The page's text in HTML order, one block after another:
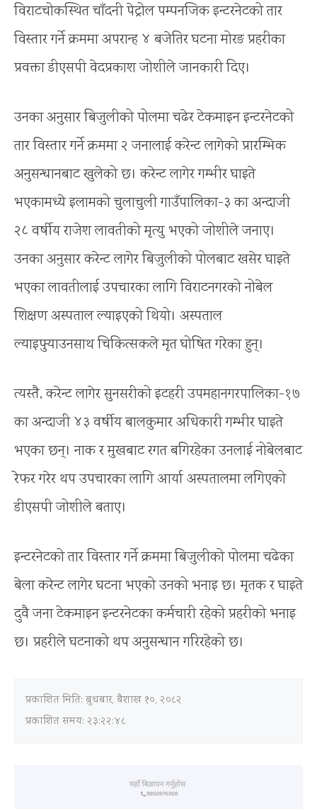
विराटचोकस्थित चाँदनी पेट्रोल पम्पनजिक इन्टरनेटको तार
विस्तार गर्ने क्रममा अपरान्ह ४ बजेतिर घटना मोरङ प्रहरीका
प्रवक्ता डीएसपी वेदप्रकाश जोशीले जानकारी दिए।
उनका अनुसार बिजुलीको पोलमा चढेर टेकमाइन इन्टरनेटको
तार विस्तार गर्ने क्रममा २ जनालाई करेन्ट लागेको प्रारम्भिक
अनुसन्धानबाट खुलेको छ। करेन्ट लागेर गम्भीर घाइते
भएकामध्ये इलामको चुलाचुली गाउँपालिका-३ का अन्दाजी
२८ वर्षीय राजेश लावतीको मृत्यु भएको जोशीले जनाए।
उनका अनुसार करेन्ट लागेर बिजुलीको पोलबाट खसेर घाइते
भएका लावतीलाई उपचारका लागि विराटनगरको नोबेल
शिक्षण अस्पताल ल्याइएको थियो। अस्पताल
ल्याइपुर्‍याउनसाथ चिकित्सकले मृत घोषित गरेका हुन्।
त्यस्तै, करेन्ट लागेर सुनसरीको इटहरी उपमहानगरपालिका-१७
का अन्दाजी ४३ वर्षीय बालकुमार अधिकारी गम्भीर घाइते
भएका छन्। नाक र मुखबाट रगत बगिरहेका उनलाई नोबेलबाट
रेफर गरेर थप उपचारका लागि आर्या अस्पतालमा लगिएको
डीएसपी जोशीले बताए।
इन्टरनेटको तार विस्तार गर्ने क्रममा बिजुलीको पोलमा चढेका
बेला करेन्ट लागेर घटना भएको उनको भनाइ छ। मृतक र घाइते
दुवै जना टेकमाइन इन्टरनेटका कर्मचारी रहेको प्रहरीको भनाइ
छ। प्रहरीले घटनाको थप अनुसन्धान गरिरहेको छ।
प्रकाशित मिति: बुधबार, बैशाख १०, २०८२
प्रकाशित समय: २३:२२:४८